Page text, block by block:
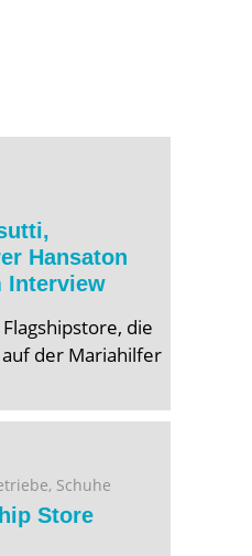
Hansaton
Interview
die
der Mariahilfer
, Schuhe
Store